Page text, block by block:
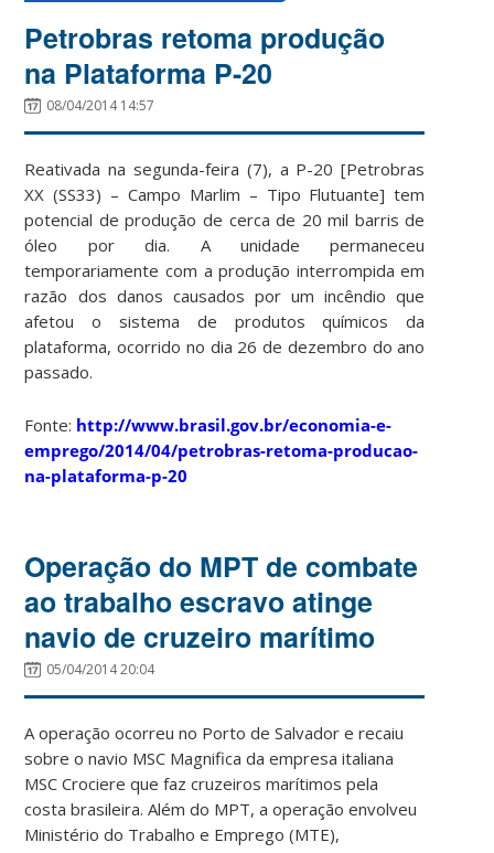
Petrobras retoma produção
na Plataforma P-20
08/04/2014 14:57
Reativada na segunda-feira (7), a P-20 [Petrobras
XX (SS33) – Campo Marlim – Tipo Flutuante] tem
potencial de produção de cerca de 20 mil barris de
óleo por dia. A unidade permaneceu
temporariamente com a produção interrompida em
razão dos danos causados por um incêndio que
afetou o sistema de produtos químicos da
plataforma, ocorrido no dia 26 de dezembro do ano
passado.
Fonte: http://www.brasil.gov.br/economia-e-
emprego/2014/04/petrobras-retoma-producao-
na-plataforma-p-20
Operação do MPT de combate
ao trabalho escravo atinge
navio de cruzeiro marítimo
05/04/2014 20:04
A operação ocorreu no Porto de Salvador e recaiu
sobre o navio MSC Magnifica da empresa italiana
MSC Crociere que faz cruzeiros marítimos pela
costa brasileira. Além do MPT, a operação envolveu
Ministério do Trabalho e Emprego (MTE),